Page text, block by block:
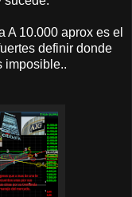
A 10.000 aprox es el
definir donde
imposible..